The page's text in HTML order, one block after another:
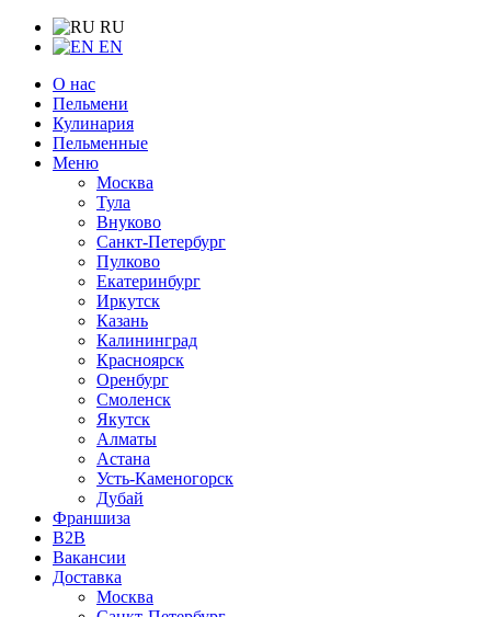
RU
EN
О нас
Пельмени
Кулинария
Пельменные
Меню
Москва
Тула
Внуково
Санкт-Петербург
Пулково
Екатеринбург
Иркутск
Казань
Калининград
Красноярск
Оренбург
Смоленск
Якутск
Алматы
Астана
Усть-Каменогорск
Дубай
Франшиза
B2B
Вакансии
Доставка
Москва